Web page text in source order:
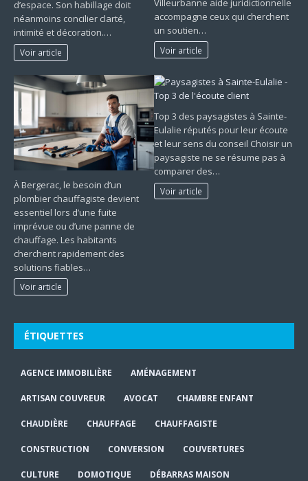
d’espace. Son habillage doit
néanmoins concilier clarté,
intimité et décoration.…
Voir article
Villeurbanne aide juridictionnelle
accompagne ceux qui cherchent
un soutien…
Voir article
À Bergerac, le besoin d’un
plombier chauffagiste devient
essentiel lors d’une fuite
imprévue ou d’une panne de
chauffage. Les habitants
cherchent rapidement des
solutions fiables…
Voir article
Top 3 des paysagistes à Sainte-
Eulalie réputés pour leur écoute
et leur sens du conseil Choisir un
paysagiste ne se résume pas à
comparer des…
Voir article
ÉTIQUETTES
AGENCE IMMOBILIÈRE AMÉNAGEMENT
ARTISAN COUVREUR AVOCAT CHAMBRE ENFANT
CHAUDIÈRE CHAUFFAGE CHAUFFAGISTE
CONSTRUCTION CONVERSION COUVERTURES
CULTURE DOMOTIQUE DÉBARRAS MAISON